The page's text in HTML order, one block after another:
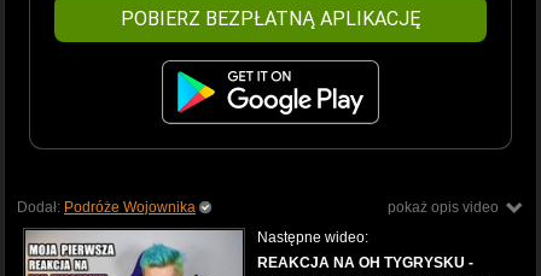
POBIERZ BEZPŁATNĄ APLIKACJĘ
pokaż opis video
Dodał: Podróże Wojownika
Następne wideo:
REAKCJA NA OH TYGRYSKU -